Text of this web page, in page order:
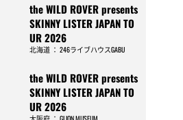
the WILD ROVER presents
SKINNY LISTER JAPAN TO
UR 2026
北海道： 246ライブハウスGABU
the WILD ROVER presents
SKINNY LISTER JAPAN TO
UR 2026